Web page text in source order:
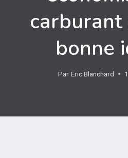
carburant
bonne
Par Eric Blanchard